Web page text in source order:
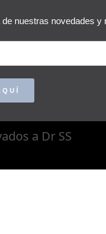
nuestras novedades y
a Dr SS